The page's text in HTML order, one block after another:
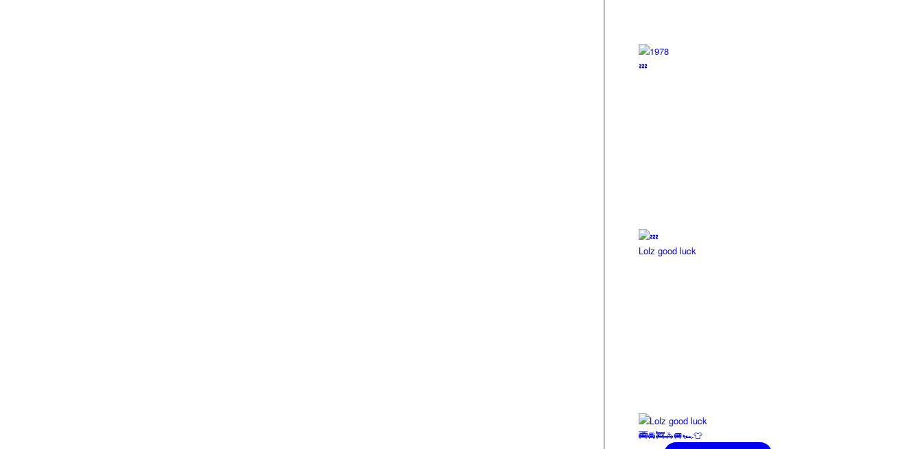
💤
Lolz good luck
🚎🚘🚒🚓🚐🏎️👕